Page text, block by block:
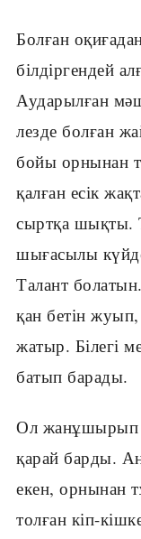
Болған
білдіргендей
Аударылған
лезде болған
бойы орнынан
қалған есік
сыртқа шықты.
шығасылы
Талант
қан бетін жуып,
жатыр. Білегі
батып барады.
Ол жанұшырып
қарай барды.
екен, орнынан
толған кіп-